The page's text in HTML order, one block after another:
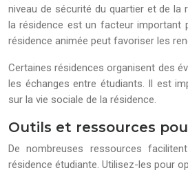
niveau de sécurité du quartier et de la
la résidence est un facteur important
résidence animée peut favoriser les
Certaines résidences organisent des
les échanges entre étudiants. Il est
sur la vie sociale de la résidence.
Outils et ressources
De nombreuses ressources
résidence étudiante. Utilisez-les pour